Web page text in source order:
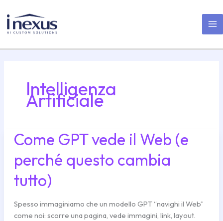
contenuto
Intelligenza
Artificiale
Come GPT vede il Web (e
perché questo cambia
tutto)
Spesso immaginiamo che un modello GPT “navighi il Web”
come noi: scorre una pagina, vede immagini, link, layout.
Come
GPT
vede
il
Web
perché
questo